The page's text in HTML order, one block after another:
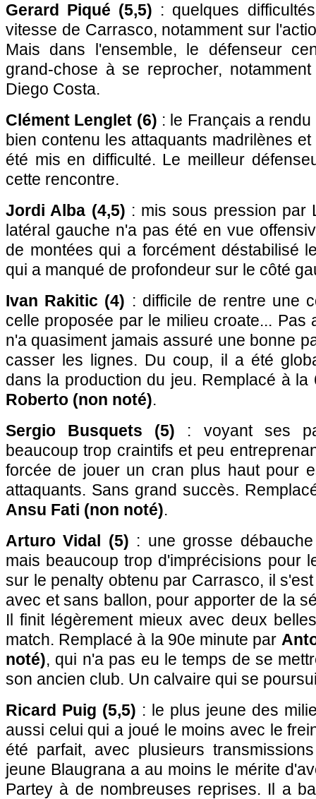
Gerard Piqué (5,5) : quelques
vitesse de Carrasco, notamment sur
Mais dans l'ensemble, le défenseur
grand-chose à se reprocher,
Diego Costa.
Clément Lenglet (6) : le Français a
bien contenu les attaquants madrilènes
été mis en difficulté. Le meilleur
cette rencontre.
Jordi Alba (4,5) : mis sous pression par
latéral gauche n'a pas été en vue
de montées qui a forcément déstabilisé
qui a manqué de profondeur sur le côté
Ivan Rakitic (4) : difficile de rentre une
celle proposée par le milieu croate... Pas
n'a quasiment jamais assuré une bonne
casser les lignes. Du coup, il a été
dans la production du jeu. Remplacé à
Roberto (non noté).
Sergio Busquets (5) : voyant ses
beaucoup trop craintifs et peu
forcée de jouer un cran plus haut pour
attaquants. Sans grand succès.
Ansu Fati (non noté).
Arturo Vidal (5) : une grosse
mais beaucoup trop d'imprécisions pour
sur le penalty obtenu par Carrasco, il
avec et sans ballon, pour apporter de la
Il finit légèrement mieux avec deux
match. Remplacé à la 90e minute par
noté), qui n'a pas eu le temps de se
son ancien club. Un calvaire qui se
Ricard Puig (5,5) : le plus jeune des
aussi celui qui a joué le moins avec le
été parfait, avec plusieurs
jeune Blaugrana a au moins le mérite
Partey à de nombreuses reprises. Il a